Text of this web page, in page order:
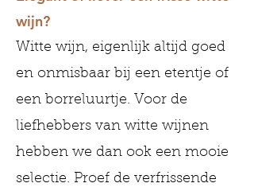
wijn?
Witte wijn, eigenlijk altijd goed
en onmisbaar bij een etentje of
een borreluurtje. Voor de
liefhebbers van witte wijnen
hebben we dan ook een mooie
selectie. Proef de verfrissende